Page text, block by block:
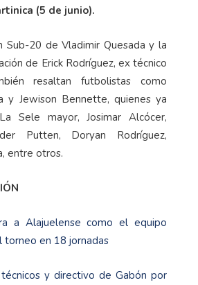
(5 de junio).
Sub-20 de Vladimir Quesada y la
de Erick Rodríguez, ex técnico
resaltan futbolistas como
y Jewison Bennette, quienes ya
Sele mayor, Josimar Alcócer,
Putten, Doryan Rodríguez,
entre otros.
a Alajuelense como el equipo
torneo en 18 jornadas
y directivo de Gabón por